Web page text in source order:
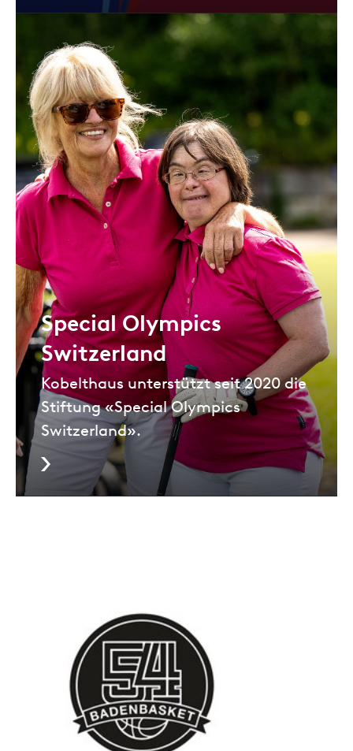
Special Olympics
Switzerland
Kobelthaus unterstützt seit 2020 die
Stiftung «Special Olympics
Switzerland».